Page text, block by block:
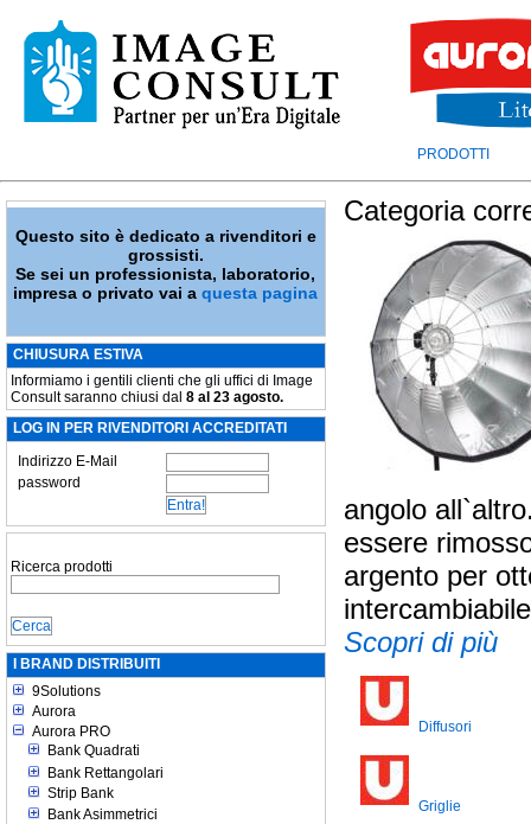
PRODOTTI
Questo sito è dedicato a rivenditori e
grossisti.
Se sei un professionista, laboratorio,
impresa o privato vai aquesta pagina
CHIUSURA ESTIVA
Informiamo i gentili clienti che gli uffici di Image
Consult saranno chiusi dal 8 al 23 agosto.
LOG IN PER RIVENDITORI ACCREDITATI
Indirizzo E-Mail
password
Ricerca prodotti
I BRAND DISTRIBUITI
9Solutions
Aurora
Aurora PRO
Bank Quadrati
Bank Rettangolari
Strip Bank
Bank Asimmetrici
Categoria
angolo
essere
argento per
Scopri di più
Diffusori
Griglie